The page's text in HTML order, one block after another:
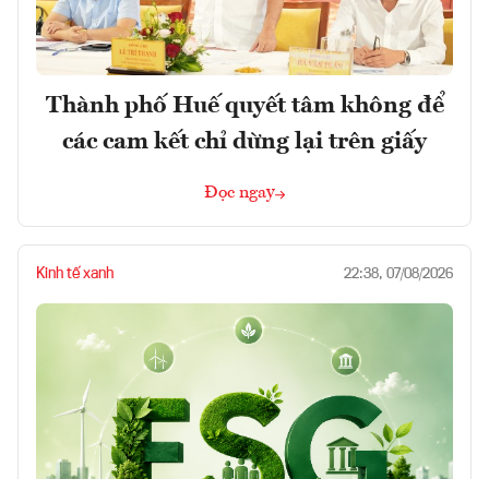
Thành phố Huế quyết tâm không để
các cam kết chỉ dừng lại trên giấy
Đọc ngay
Kinh tế xanh 22:38, 07/08/2026